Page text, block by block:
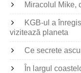
Miracolul Mike,
KGB-ul a
vizitează planeta
Ce secrete
În largul